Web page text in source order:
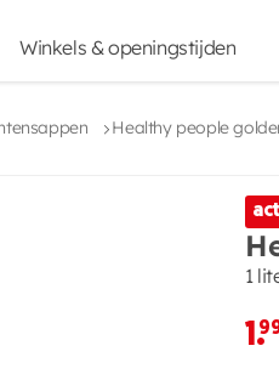
Winkels & openingstijden
Healthy people
1
1.